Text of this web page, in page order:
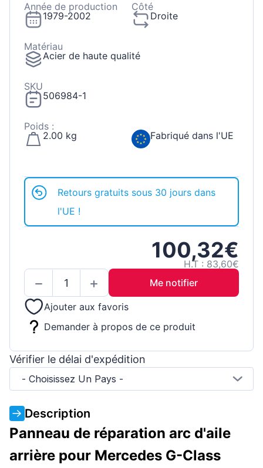
Année de production
1979-2002
Côté
Droite
Matériau
Acier de haute qualité
SKU
506984-1
Poids :
2.00 kg
Fabriqué dans l'UE
Retours gratuits sous 30 jours dans
l'UE !
100,32€
H.T : 83,60€
Me notifier
Ajouter aux favoris
Demander à propos de ce produit
Vérifier le délai d'expédition
- Choisissez Un Pays -
Description
Panneau de réparation arc d'aile
arrière pour Mercedes G-Class